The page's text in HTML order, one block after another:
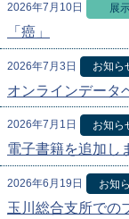
2026年7月10日 展
「癌」
2026年7月3日 お知ら
オンラインデータ
2026年7月1日 お知ら
電子書籍を追加し
2026年6月19日 お知
玉川総合支所での